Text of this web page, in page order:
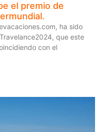
el premio de
ha sido
que este
con el